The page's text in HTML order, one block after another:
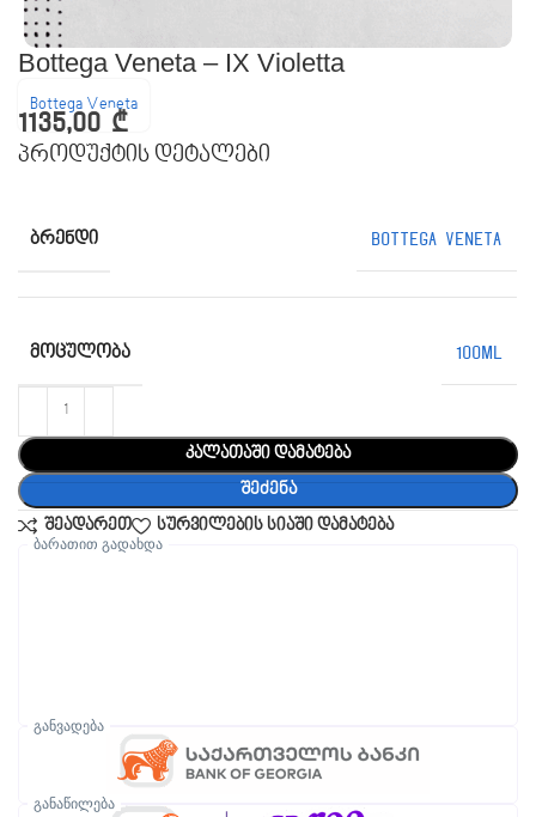
Bottega Veneta – IX Violetta
Bottega Veneta
1135,00 ₾
პროდუქტის დეტალები
ᲑᲠᲔᲜᲓᲘ Bottega Veneta
ᲛᲝᲪᲣᲚᲝᲑᲐ 100ML
კალათაში დამატება
შეძენა
შეადარეთ სურვილების სიაში დამატება
ბარათით გადახდა
განვადება
განაწილება